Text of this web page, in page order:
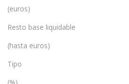
(euros)
Resto base liquidable
(hasta euros)
Tipo